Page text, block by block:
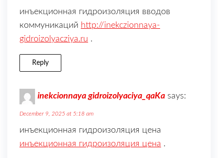
инъекционная гидроизоляция вводов
коммуникаций http://inekczionnaya-
gidroizolyacziya.ru .
Reply
inekcionnaya gidroizolyaciya_qaKa says:
December 9, 2025 at 5:18 am
инъекционная гидроизоляция цена
инъекционная гидроизоляция цена .